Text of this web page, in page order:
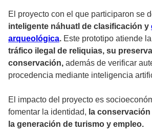
El proyecto con el que participaron se
inteligente náhuatl de clasificación y
arqueológica. Este prototipo atiende
tráfico ilegal de reliquias, su
conservación, además de verificar
procedencia mediante inteligencia
El impacto del proyecto es
fomentar la identidad, la
la generación de turismo y empleo.